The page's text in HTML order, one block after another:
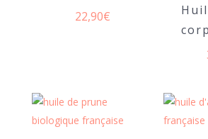
22,90€